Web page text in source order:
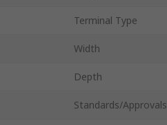
Terminal Type
Width
Depth
Standards/Approvals